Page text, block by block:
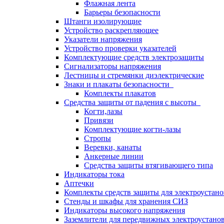
Флажная лента
Барьеры безопасности
Штанги изолирующие
Устройство раскрепляющее
Указатели напряжения
Устройство проверки указателей
Комплектующие средств электрозащиты
Сигнализаторы напряжения
Лестницы и стремянки диэлектрические
Знаки и плакаты безопасности
Комплекты плакатов
Средства защиты от падения с высоты
Когти,лазы
Привязи
Комплектующие когти-лазы
Стропы
Веревки, канаты
Анкерные линии
Средства защиты втягивающего типа
Индикаторы тока
Аптечки
Комплекты средств защиты для
Стенды и шкафы для хранения СИЗ
Индикаторы высокого напряжения
Заземлители для передвижных